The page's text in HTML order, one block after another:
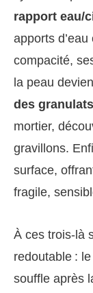
rapport eau/
apports
compacité,
la peau
des granulats
mortier,
gravillons.
surface,
fragile,
À ces trois-là
redoutable : le
souffle après